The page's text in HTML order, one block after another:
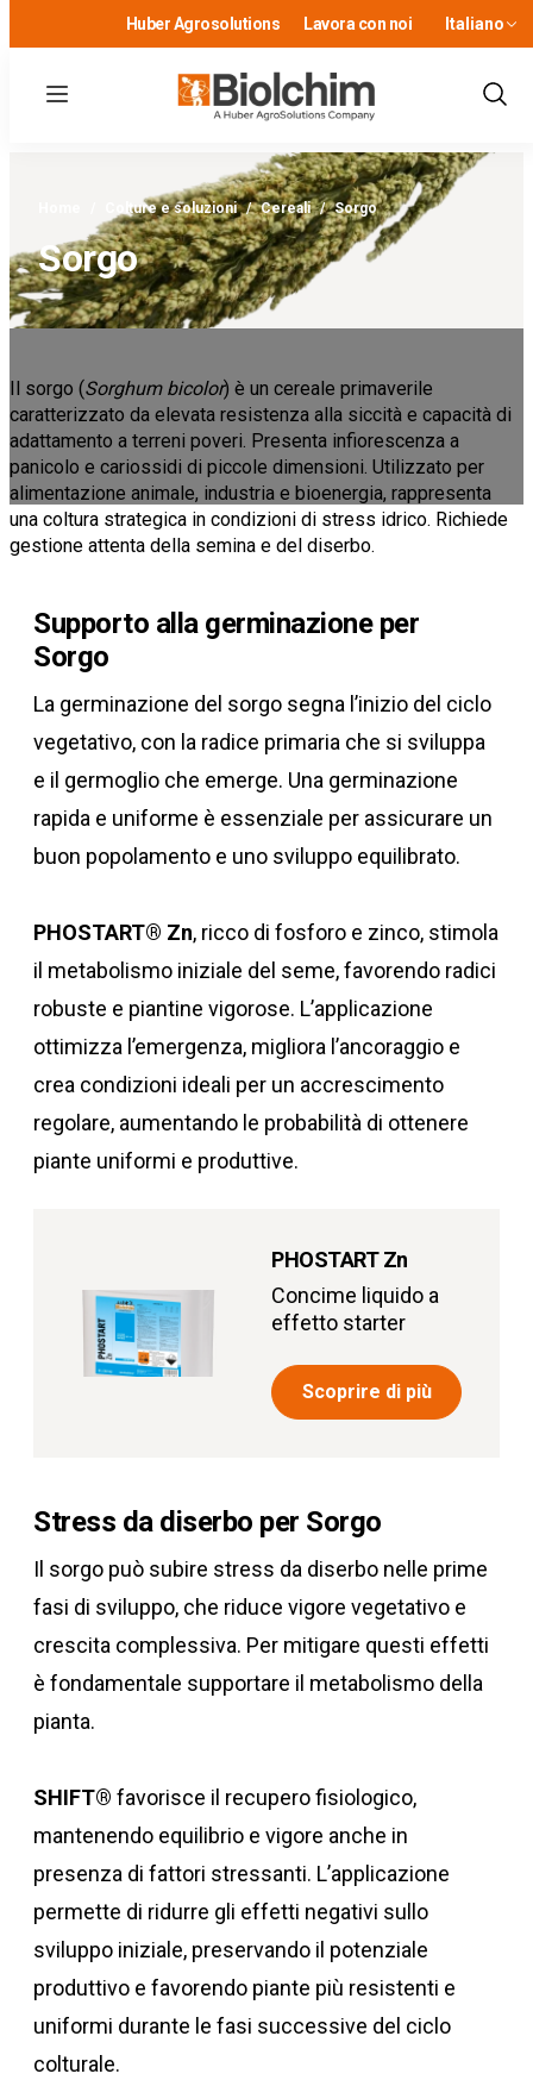
Huber Agrosolutions Lavora con noi Italiano
Menu
Show
Colture e soluzioni / Cereali / Sorgo
Sorgo
Il sorgo (Sorghum bicolor) è un cereale primaverile
caratterizzato da elevata resistenza alla siccità e capacità di
adattamento a terreni poveri. Presenta infiorescenza a
panicolo e cariossidi di piccole dimensioni. Utilizzato per
alimentazione animale, industria e bioenergia, rappresenta
una coltura strategica in condizioni di stress idrico. Richiede
gestione attenta della semina e del diserbo.
Supporto alla germinazione per
Sorgo
La germinazione del sorgo segna l’inizio del ciclo
vegetativo, con la radice primaria che si sviluppa
e il germoglio che emerge. Una germinazione
rapida e uniforme è essenziale per assicurare un
buon popolamento e uno sviluppo equilibrato.
PHOSTART® Zn, ricco di fosforo e zinco, stimola
il metabolismo iniziale del seme, favorendo radici
robuste e piantine vigorose. L’applicazione
ottimizza l’emergenza, migliora l’ancoraggio e
crea condizioni ideali per un accrescimento
regolare, aumentando le probabilità di ottenere
piante uniformi e produttive.
PHOSTART Zn
Concime liquido a
effetto starter
Scoprire di più
Stress da diserbo per Sorgo
Il sorgo può subire stress da diserbo nelle prime
fasi di sviluppo, che riduce vigore vegetativo e
crescita complessiva. Per mitigare questi effetti
è fondamentale supportare il metabolismo della
pianta.
SHIFT® favorisce il recupero fisiologico,
mantenendo equilibrio e vigore anche in
presenza di fattori stressanti. L’applicazione
permette di ridurre gli effetti negativi sullo
sviluppo iniziale, preservando il potenziale
produttivo e favorendo piante più resistenti e
uniformi durante le fasi successive del ciclo
colturale.